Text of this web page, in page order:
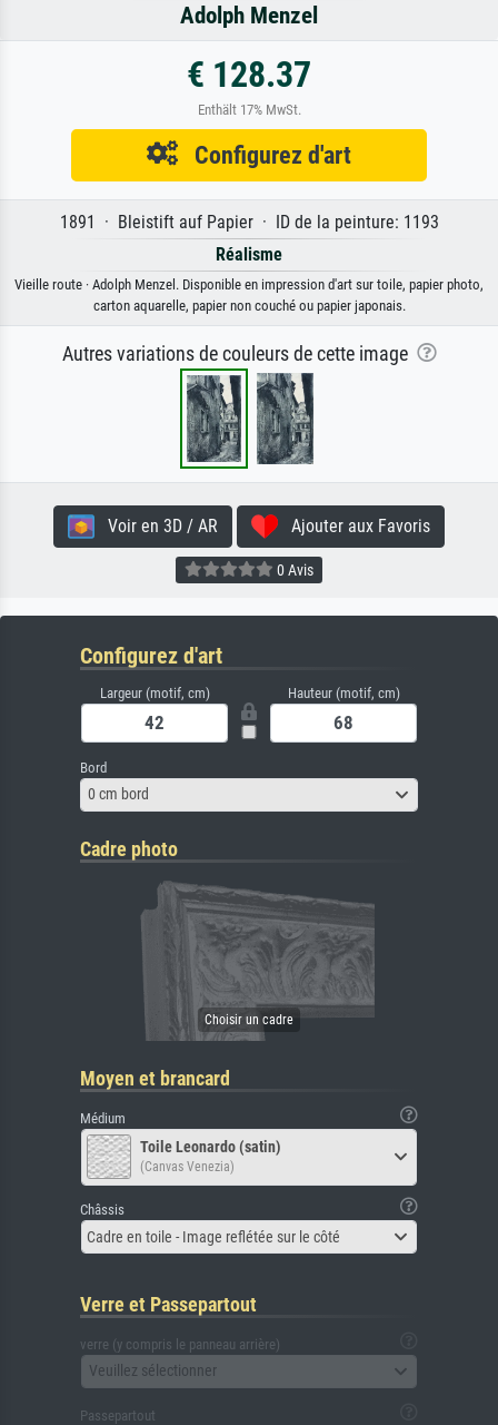
Adolph Menzel
€ 128.37
Enthält 17% MwSt.
Configurez d'art
1891 · Bleistift auf Papier · ID de la peinture: 1193
Réalisme
Vieille route · Adolph Menzel. Disponible en impression d'art sur toile, papier photo,
carton aquarelle, papier non couché ou papier japonais.
Autres variations de couleurs de cette image
Voir en 3D / AR Ajouter aux Favoris
0 Avis
Configurez d'art
Largeur (motif, cm) Hauteur (motif, cm)
Bord
0 cm bord
Cadre photo
Moyen et brancard
Médium
Toile Leonardo (satin)
(Canvas Venezia)
Châssis
Cadre en toile - Image reflétée sur le côté
Verre et Passepartout
verre (y compris le panneau arrière)
Veuillez sélectionner
Passepartout